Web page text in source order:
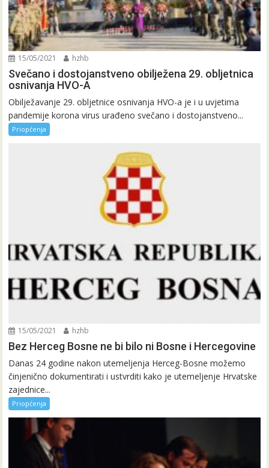
15/05/2021 hzhb
Svečano i dostojanstveno obilježena 29. obljetnica
osnivanja HVO-A
Obilježavanje 29. obljetnice osnivanja HVO-a je i u uvjetima
pandemije korona virus urađeno svečano i dostojanstveno...
Priopćenja
15/05/2021 hzhb
Bez Herceg Bosne ne bi bilo ni Bosne i Hercegovine
Danas 24 godine nakon utemeljenja Herceg-Bosne možemo
činjenično dokumentirati i ustvrditi kako je utemeljenje Hrvatske
zajednice...
Priopćenja